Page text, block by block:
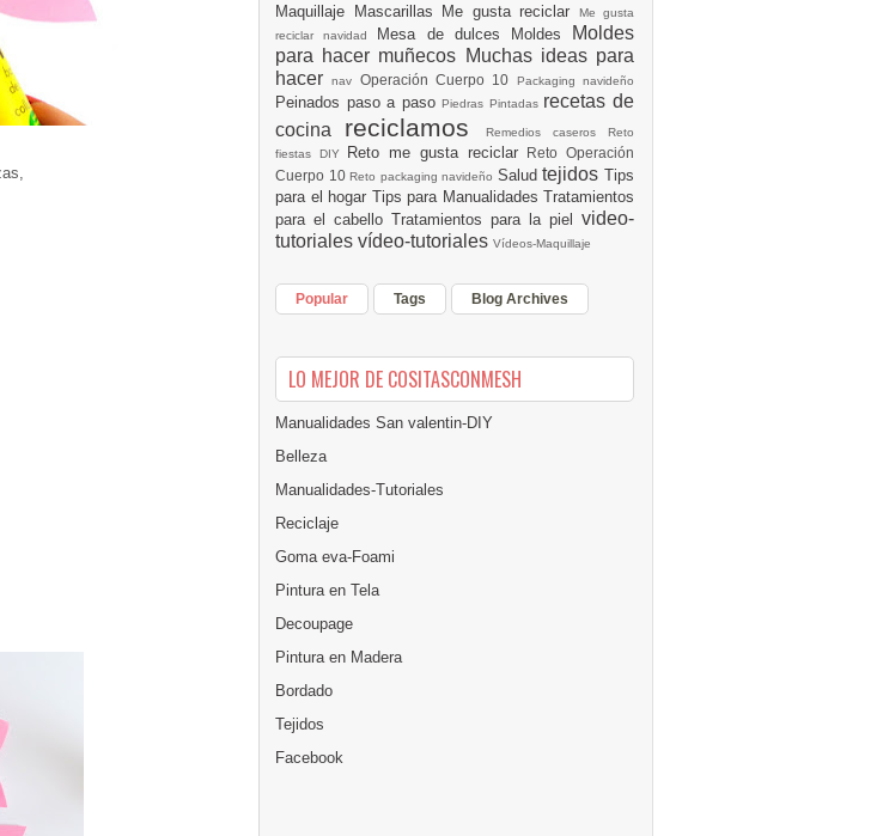
Maquillaje Mascarillas Me gusta reciclar
Me gusta
reciclar navidad Mesa de dulces Moldes
Moldes
para hacer muñecos Muchas ideas para
hacernav Operación Cuerpo 10 Packaging navideño
Peinados paso a pasoPiedras Pintadas recetas de
cocina reciclamos Remedios caseros Reto
fiestas DIY Reto me gusta reciclar
Reto Operación
Cuerpo 10Reto packaging navideño SaludtejidosTips
para el hogar Tips para Manualidades Tratamientos
para el cabello Tratamientos para la piel video-
tutoriales vídeo-tutoriales Vídeos-Maquillaje
Popular Tags Blog Archives
LO MEJOR DE COSITASCONMESH
Manualidades San valentin-DIY
Belleza
Manualidades-Tutoriales
Reciclaje
Goma eva-Foami
Pintura en Tela
Decoupage
Pintura en Madera
Bordado
Tejidos
Facebook